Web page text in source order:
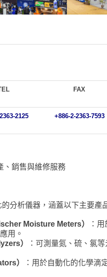
FAX
2125 +886-2-2363-7593
、銷售與維修服務
分析儀器，涵蓋以下主要產
Moisture Meters）
：
用。
）
：可測量氮、硫、氯
）
：用於自動化的化學滴